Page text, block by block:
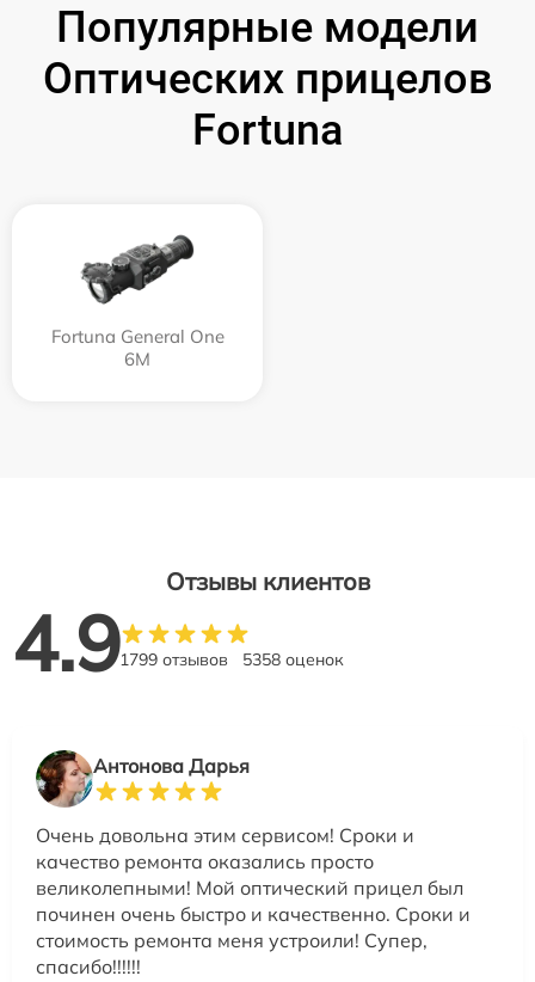
Популярные модели
Оптических прицелов
Fortuna
Fortuna General One
6M
Отзывы клиентов
4.91799 отзывов 5358 оценок
Антонова Дарья
Очень довольна этим сервисом! Сроки и
качество ремонта оказались просто
великолепными! Мой оптический прицел был
починен очень быстро и качественно. Сроки и
стоимость ремонта меня устроили! Супер,
спасибо!!!!!!